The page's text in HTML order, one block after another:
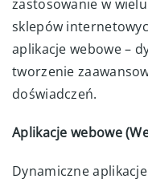
zastosowanie w
sklepów
aplikacje webowe –
tworzenie
doświadczeń.
Aplikacje webowe
Dynamiczne